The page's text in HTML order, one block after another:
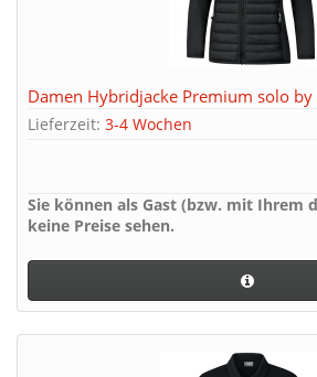
Damen Hybridjacke Premium solo by
Lieferzeit: 3-4 Wochen
Sie können als Gast (bzw. mit Ihrem
keine Preise sehen.